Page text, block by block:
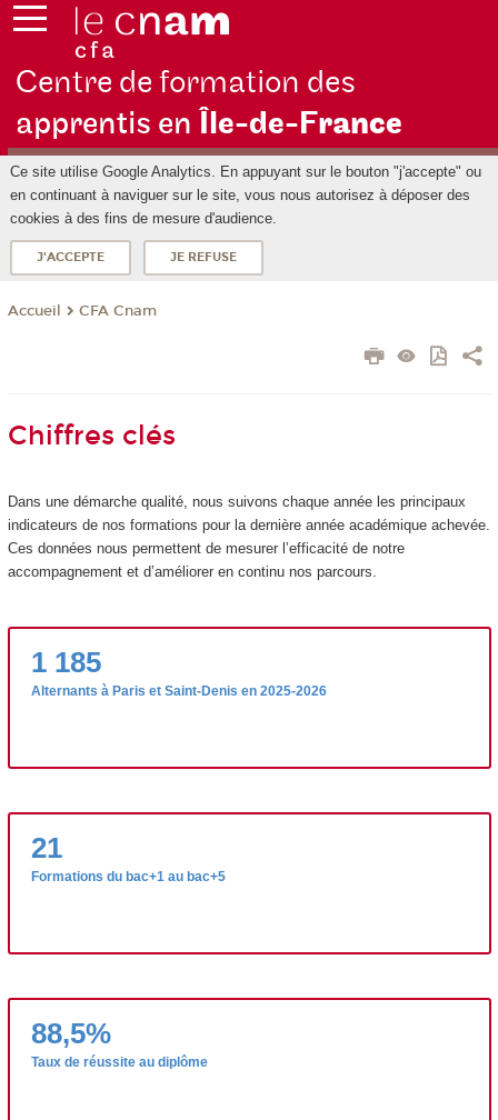
Centre de formation des
apprentis en Île-de-France
Ce site utilise Google Analytics. En appuyant sur le bouton "j'accepte" ou
en continuant à naviguer sur le site, vous nous autorisez à déposer des
cookies à des fins de mesure d'audience.
J'ACCEPTE JE REFUSE
Accueil CFA Cnam
Chiffres clés
Dans une démarche qualité, nous suivons chaque année les principaux
indicateurs de nos formations pour la dernière année académique achevée.
Ces données nous permettent de mesurer l’efficacité de notre
accompagnement et d’améliorer en continu nos parcours.
1 185
Alternants à Paris et Saint-Denis en 2025-2026
21
Formations du bac+1 au bac+5
88,5%
Taux de réussite au diplôme